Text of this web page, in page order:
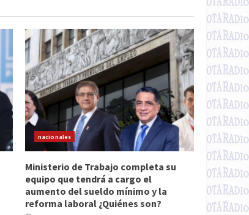
nacionales
Ministerio de Trabajo completa su
equipo que tendrá a cargo el
aumento del sueldo mínimo y la
reforma laboral ¿Quiénes son?